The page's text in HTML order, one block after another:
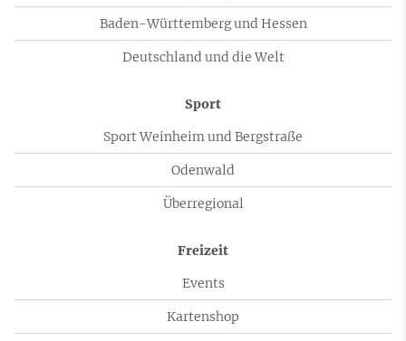
Baden-Württemberg und Hessen
Deutschland und die Welt
Sport
Sport Weinheim und Bergstraße
Odenwald
Überregional
Freizeit
Events
Kartenshop